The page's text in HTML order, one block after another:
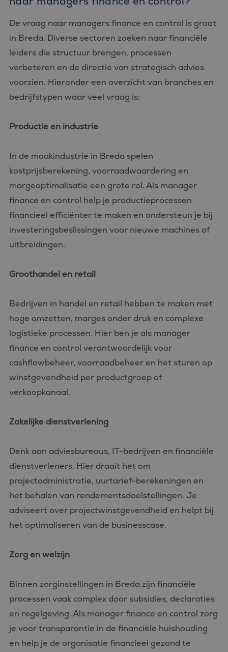
De vraag naar managers finance en control is groot
in Breda. Diverse sectoren zoeken naar financiële
leiders die structuur brengen, processen
verbeteren en de directie van strategisch advies
voorzien. Hieronder een overzicht van branches en
bedrijfstypen waar veel vraag is:
Productie en industrie
In de maakindustrie in Breda spelen
kostprijsberekening, voorraadwaardering en
margeoptimalisatie een grote rol. Als manager
finance en control help je productieprocessen
financieel efficiënter te maken en ondersteun je bij
investeringsbeslissingen voor nieuwe machines of
uitbreidingen.
Groothandel en retail
Bedrijven in handel en retail hebben te maken met
hoge omzetten, marges onder druk en complexe
logistieke processen. Hier ben je als manager
finance en control verantwoordelijk voor
cashflowbeheer, voorraadbeheer en het sturen op
winstgevendheid per productgroep of
verkoopkanaal.
Zakelijke dienstverlening
Denk aan adviesbureaus, IT-bedrijven en financiële
dienstverleners. Hier draait het om
projectadministratie, uurtarief-berekeningen en
het behalen van rendementsdoelstellingen. Je
adviseert over projectwinstgevendheid en helpt bij
het optimaliseren van de businesscase.
Zorg en welzijn
Binnen zorginstellingen in Breda zijn financiële
processen vaak complex door subsidies, declaraties
en regelgeving. Als manager finance en control zorg
je voor transparantie in de financiële huishouding
en help je de organisatie financieel gezond te